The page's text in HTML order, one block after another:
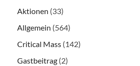
Aktionen (33)
Allgemein (564)
Critical Mass (142)
Gastbeitrag (2)